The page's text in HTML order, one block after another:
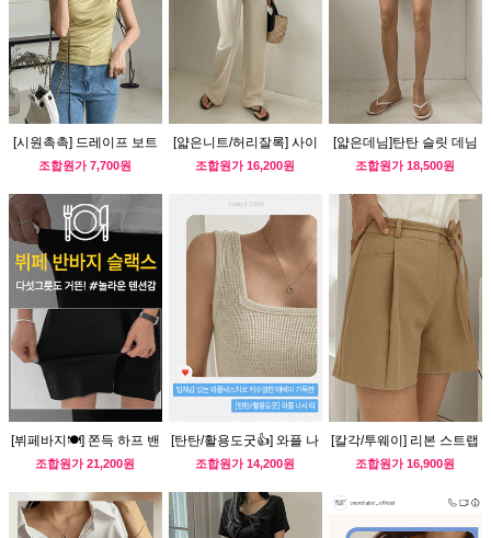
[시원촉촉] 드레이프 보트
넥 나시티
조합원가7,700원
[얇은니트/허리잘록] 사이
드 셔링 민소매 니트
조합원가16,200원
[얇은데님]탄탄 슬릿 데님
반바지
조합원가18,500원
[뷔페바지🍽] 쫀득 하프 밴
딩 슬랙스
조합원가21,200원
[탄탄/활용도굿👍] 와플 나
시 티
조합원가14,200원
[칼각/투웨이] 리본 스트랩
숏 팬츠
조합원가16,900원